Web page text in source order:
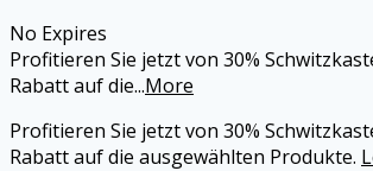
No Expires
Profitieren Sie jetzt von 30%
Rabatt auf die...More
Profitieren Sie jetzt von 30%
Rabatt auf die ausgewählten Produkte.